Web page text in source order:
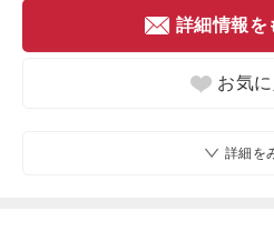
詳細情報を
お気に
詳細を